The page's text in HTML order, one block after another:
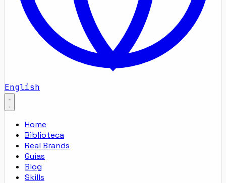
English
Home
Biblioteca
Real Brands
Guias
Blog
Skills